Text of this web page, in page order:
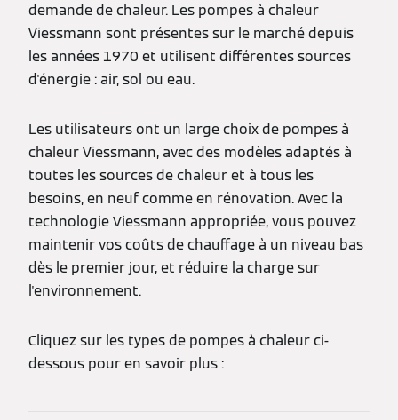
demande de chaleur. Les pompes à chaleur
Viessmann sont présentes sur le marché depuis
les années 1970 et utilisent différentes sources
d'énergie : air, sol ou eau.
Les utilisateurs ont un large choix de pompes à
chaleur Viessmann, avec des modèles adaptés à
toutes les sources de chaleur et à tous les
besoins, en neuf comme en rénovation. Avec la
technologie Viessmann appropriée, vous pouvez
maintenir vos coûts de chauffage à un niveau bas
dès le premier jour, et réduire la charge sur
l'environnement.
Cliquez sur les types de pompes à chaleur ci-
dessous pour en savoir plus :